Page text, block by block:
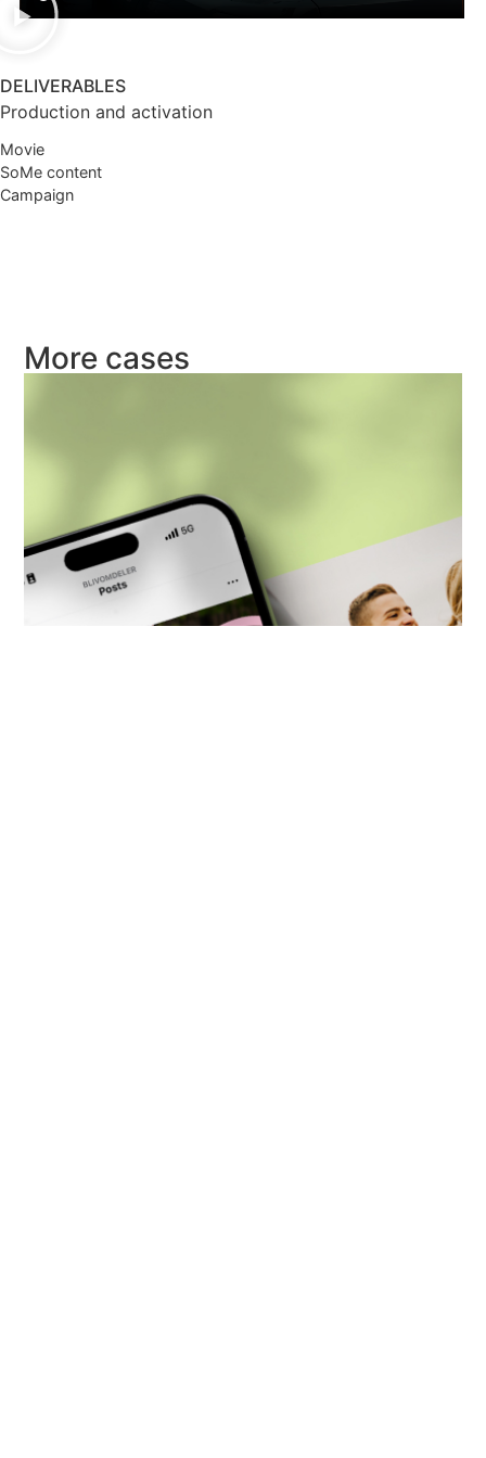
DELIVERABLES
Production and activation
Movie
SoMe content
Campaign
More cases